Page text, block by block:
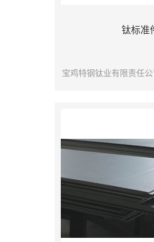
钛标准
宝鸡特钢钛业有限责任
产非标准件及各